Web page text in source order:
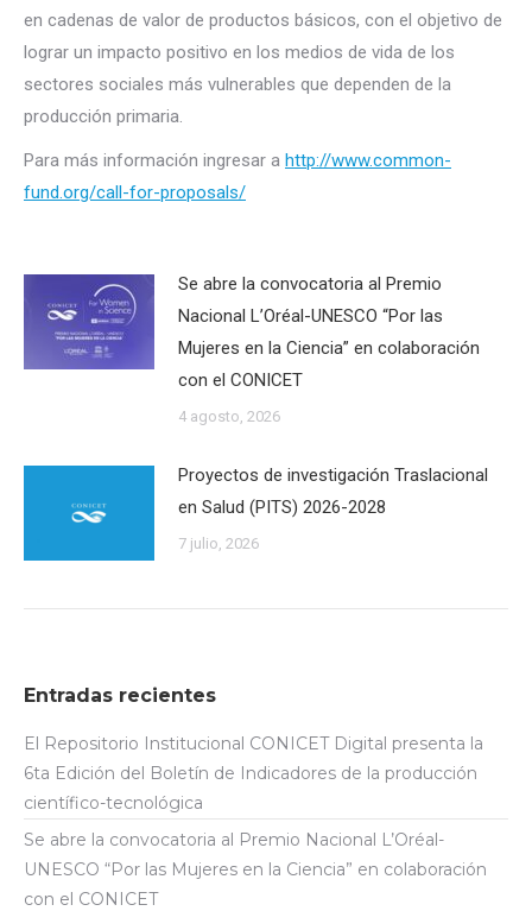
en cadenas de valor de productos básicos, con el objetivo de
lograr un impacto positivo en los medios de vida de los
sectores sociales más vulnerables que dependen de la
producción primaria.
Para más información ingresar a http://www.common-
fund.org/call-for-proposals/
Se abre la convocatoria al Premio
Nacional L’Oréal-UNESCO “Por las
Mujeres en la Ciencia” en colaboración
con el CONICET
4 agosto, 2026
Proyectos de investigación Traslacional
en Salud (PITS) 2026-2028
7 julio, 2026
Entradas recientes
El Repositorio Institucional CONICET Digital presenta la
6ta Edición del Boletín de Indicadores de la producción
científico-tecnológica
Se abre la convocatoria al Premio Nacional L’Oréal-
UNESCO “Por las Mujeres en la Ciencia” en colaboración
con el CONICET